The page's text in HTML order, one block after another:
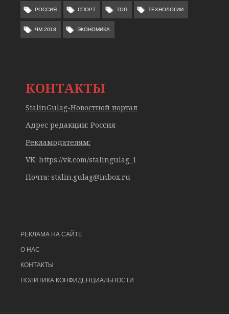
РОССИЯ СПОРТ ТОП ТЕХНОЛОГИИ
ЧМ 2018 ЭКОНОМИКА
КОНТАКТЫ
StalinGulag-Новостной портал
Адрес редакции: Россия
Рекламодателям:
VK: https://vk.com/stalingulag_1
Почта: stalin.gulag@inbox.ru
РЕКЛАМА НА САЙТЕ
О НАС
КОНТАКТЫ
ПОЛИТИКА КОНФИДЕНЦИАЛЬНОСТИ